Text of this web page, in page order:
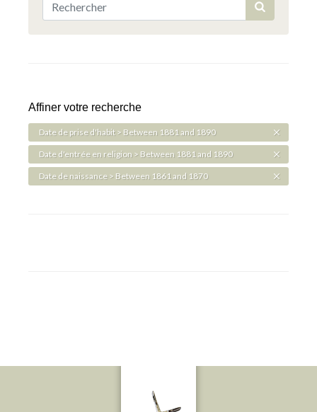
Affiner votre recherche
Date de prise d'habit > Between 1881 and 1890
Date d'entrée en religion > Between 1881 and 1890
Date de naissance > Between 1861 and 1870